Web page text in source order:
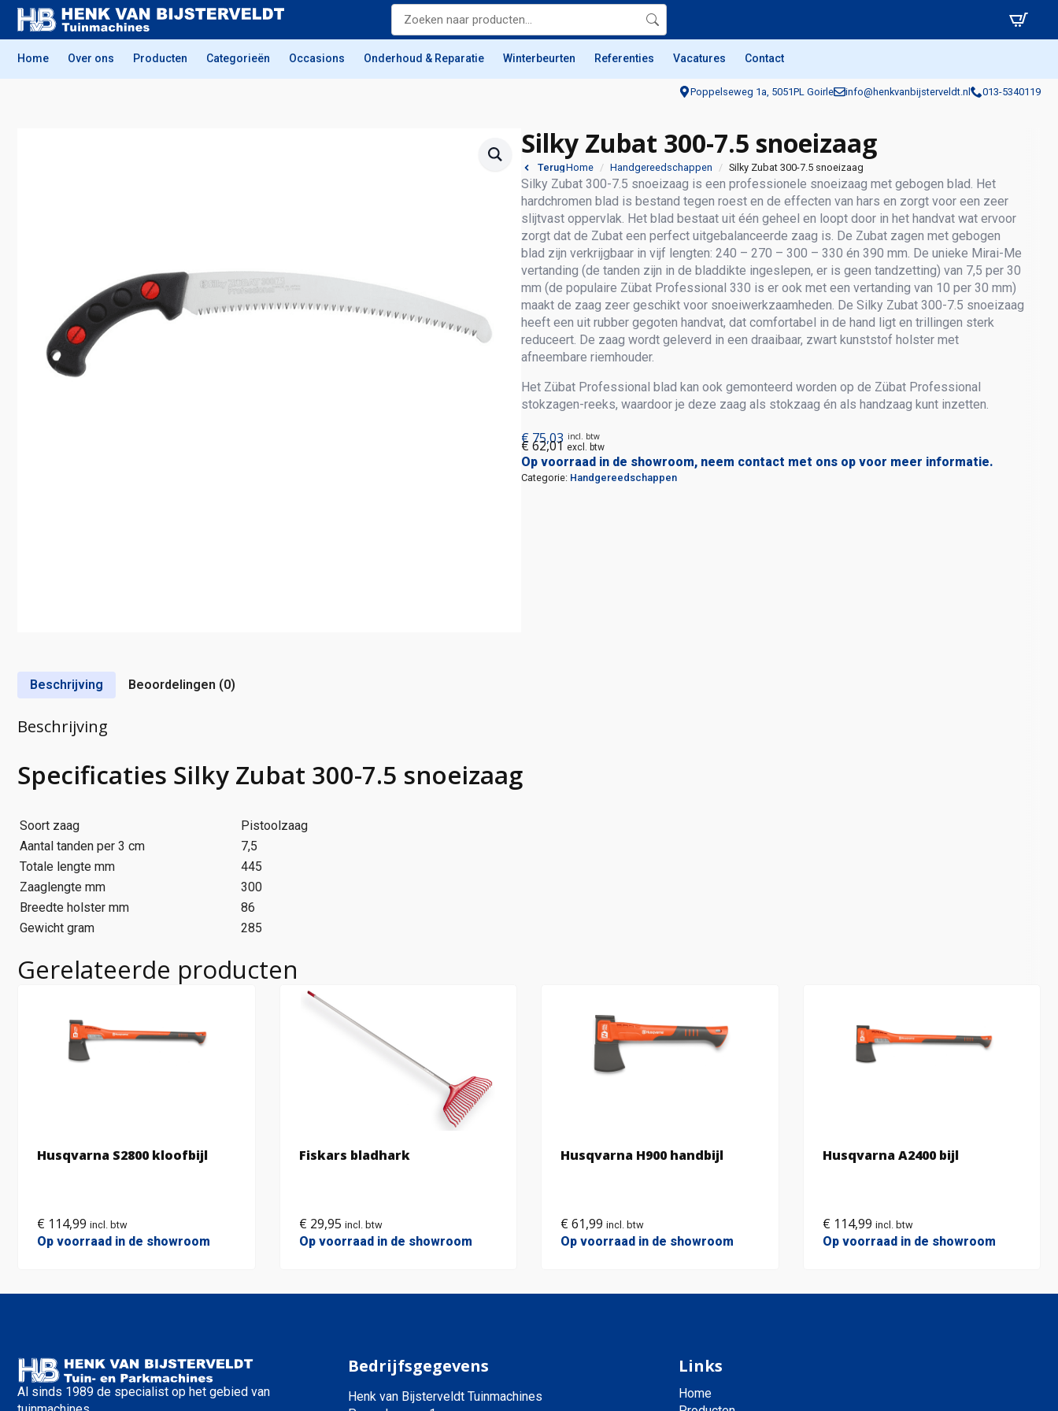
Home Over ons Producten Categorieën Occasions Onderhoud & Reparatie Winterbeurten Referenties Vacatures Contact
Poppelseweg 1a, 5051PL Goirle info@henkvanbijsterveldt.nl 013-5340119
Silky Zubat 300-7.5 snoeizaag
TerugHome Handgereedschappen Silky Zubat 300-7.5 snoeizaag
Silky Zubat 300-7.5 snoeizaag is een professionele snoeizaag met gebogen blad. Het
hardchromen blad is bestand tegen roest en de effecten van hars en zorgt voor een zeer
slijtvast oppervlak. Het blad bestaat uit één geheel en loopt door in het handvat wat ervoor
zorgt dat de Zubat een perfect uitgebalanceerde zaag is. De Zubat zagen met gebogen
blad zijn verkrijgbaar in vijf lengten: 240 – 270 – 300 – 330 én 390 mm. De unieke Mirai-Me
vertanding (de tanden zijn in de bladdikte ingeslepen, er is geen tandzetting) van 7,5 per 30
mm (de populaire Zübat Professional 330 is er ook met een vertanding van 10 per 30 mm)
maakt de zaag zeer geschikt voor snoeiwerkzaamheden. De Silky Zubat 300-7.5 snoeizaag
heeft een uit rubber gegoten handvat, dat comfortabel in de hand ligt en trillingen sterk
reduceert. De zaag wordt geleverd in een draaibaar, zwart kunststof holster met
afneembare riemhouder.
Het Zübat Professional blad kan ook gemonteerd worden op de Zübat Professional
stokzagen-reeks, waardoor je deze zaag als stokzaag én als handzaag kunt inzetten.
€ 75,03 incl. btw
€ 62,01 excl. btw
Op voorraad in de showroom, neem contact met ons op voor meer informatie.
Categorie: Handgereedschappen
Beschrijving Beoordelingen (0)
Beschrijving
Specificaties Silky Zubat 300-7.5 snoeizaag
Soort zaag
Pistoolzaag
Aantal tanden per 3 cm
7,5
Totale lengte mm
445
Zaaglengte mm
300
Breedte holster mm
86
Gewicht gram
285
Gerelateerde producten
Husqvarna S2800 kloofbijl
€ 114,99 incl. btw
Op voorraad in de showroom
Fiskars bladhark
€ 29,95 incl. btw
Op voorraad in de showroom
Husqvarna H900 handbijl
€ 61,99 incl. btw
Op voorraad in de showroom
Husqvarna A2400 bijl
€ 114,99 incl. btw
Op voorraad in de showroom
Al sinds 1989 de specialist op het gebied van
Bedrijfsgegevens
Henk van Bijsterveldt Tuinmachines
Links
Home